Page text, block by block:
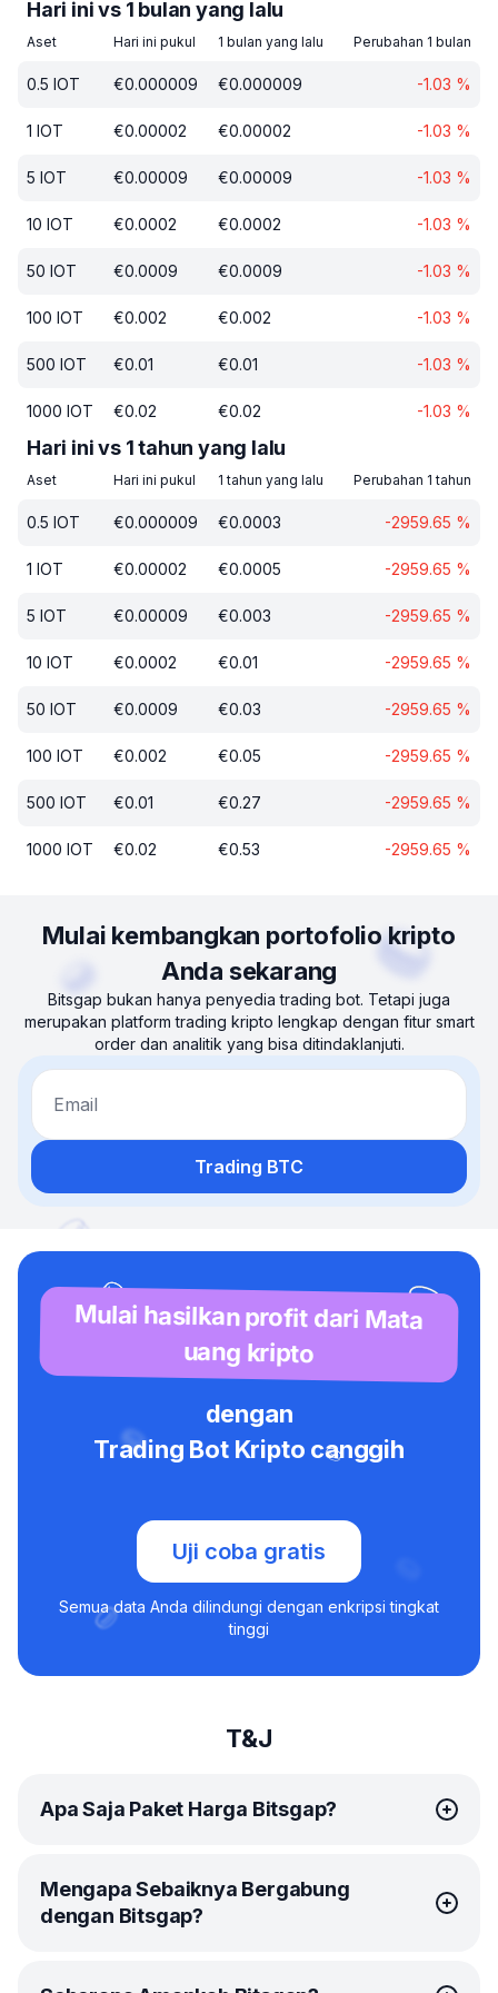
Hari ini vs 1 bulan yang lalu
Aset Hari ini pukul 1 bulan yang lalu Perubahan 1 bulan
0.5 IOT €0.000009 €0.000009 -1.03 %
1 IOT €0.00002 €0.00002 -1.03 %
5 IOT €0.00009 €0.00009 -1.03 %
10 IOT €0.0002 €0.0002 -1.03 %
50 IOT €0.0009 €0.0009 -1.03 %
100 IOT €0.002 €0.002 -1.03 %
500 IOT €0.01 €0.01 -1.03 %
1000 IOT €0.02 €0.02 -1.03 %
Hari ini vs 1 tahun yang lalu
Aset Hari ini pukul 1 tahun yang lalu Perubahan 1 tahun
0.5 IOT €0.000009 €0.0003 -2959.65 %
1 IOT €0.00002 €0.0005 -2959.65 %
5 IOT €0.00009 €0.003 -2959.65 %
10 IOT €0.0002 €0.01 -2959.65 %
50 IOT €0.0009 €0.03 -2959.65 %
100 IOT €0.002 €0.05 -2959.65 %
500 IOT €0.01 €0.27 -2959.65 %
1000 IOT €0.02 €0.53 -2959.65 %
Mulai kembangkan portofolio kripto
Anda sekarang
Bitsgap bukan hanya penyedia trading bot. Tetapi juga
merupakan platform trading kripto lengkap dengan fitur smart
order dan analitik yang bisa ditindaklanjuti.
Email
Trading BTC
Mulai hasilkan profit dari Mata
uang kripto
dengan
Trading Bot Kripto canggih
Uji coba gratis
Semua data Anda dilindungi dengan enkripsi tingkat
tinggi
T&J
Apa Saja Paket Harga Bitsgap?
Bitsgap menawarkan paket-paket
yang simpel dan
terjangkau bagi tiap trader.
Paket Basic ideal sebagai permulaan. Anda akan
Mengapa Sebaiknya Bergabung
dengan Bitsgap?
Sejak meledak di tahun 2017, Bitsgap telah berkembang